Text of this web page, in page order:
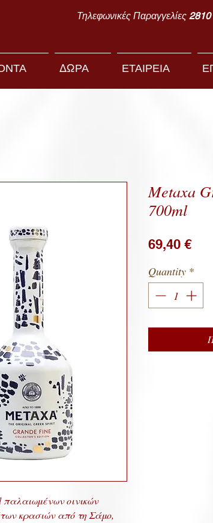
Τηλεφωνικές Παραγγελίες 2810
ΔΩΡΑ ΕΤΑΙΡΕΙΑ
παλαιωμένων οινικών
κρασιών από τη Σάμο,
Metaxa
700ml
69,40 €
Quantity *